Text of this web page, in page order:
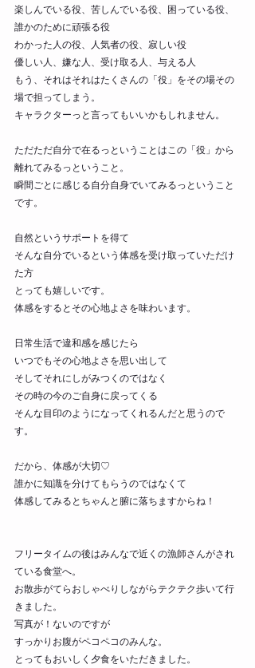
楽しんでいる役、苦しんでいる役、困っている役、
誰かのために頑張る役
わかった人の役、人気者の役、寂しい役
優しい人、嫌な人、受け取る人、与える人
もう、それはそれはたくさんの「役」をその場その
場で担ってしまう。
キャラクターっと言ってもいいかもしれません。
ただただ自分で在るっということはこの「役」から
離れてみるっということ。
瞬間ごとに感じる自分自身でいてみるっということ
です。
自然というサポートを得て
そんな自分でいるという体感を受け取っていただけ
た方
とっても嬉しいです。
体感をするとその心地よさを味わいます。
日常生活で違和感を感じたら
いつでもその心地よさを思い出して
そしてそれにしがみつくのではなく
その時の今のご自身に戻ってくる
そんな目印のようになってくれるんだと思うので
す。
だから、体感が大切♡
誰かに知識を分けてもらうのではなくて
体感してみるとちゃんと腑に落ちますからね！
フリータイムの後はみんなで近くの漁師さんがされ
ている食堂へ。
お散歩がてらおしゃべりしながらテクテク歩いて行
きました。
写真が！ないのですが
すっかりお腹がペコペコのみんな。
とってもおいしく夕食をいただきました。